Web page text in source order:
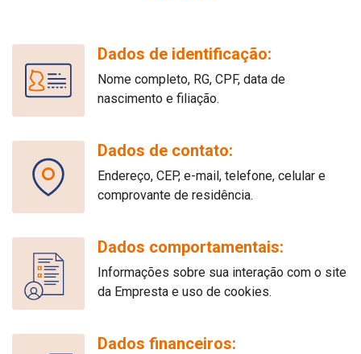
Dados de identificação:
Nome completo, RG, CPF, data de
nascimento e filiação.
Dados de contato:
Endereço, CEP, e-mail, telefone, celular e
comprovante de residência.
Dados comportamentais:
Informações sobre sua interação com o site
da Empresta e uso de cookies.
Dados financeiros: